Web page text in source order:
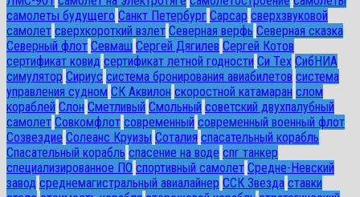
самолеты будущего Санкт Петербург Сарсар сверхзвуковой
самолет сверхкороткий взлет Северная верфь Северная сказка
Северный флот Севмаш Сергей Дягилев Сергей Котов
сертификат ковид сертификат летной годности Си Тех СибНИА
симулятор Сириус система бронирования авиабилетов система
управления судном СК Аквилон скоростной катамаран слом
кораблей Слон Сметливый Смольный советский двухпалубный
самолет Совкомфлот современный современный военный флот
Созвездие Солеанс Круизы Соталия спасательный корабль
Спасательный корабль спасение на воде спг танкер
специализированное ПО спортивный самолет Средне-Невский
завод среднемагистральный авиалайнер ССК Звезда ставки